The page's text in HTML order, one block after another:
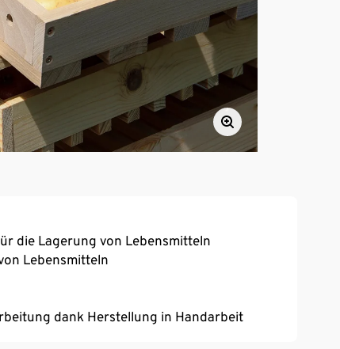
die Lagerung von Lebensmitteln
Lebensmitteln
dank Herstellung in Handarbeit